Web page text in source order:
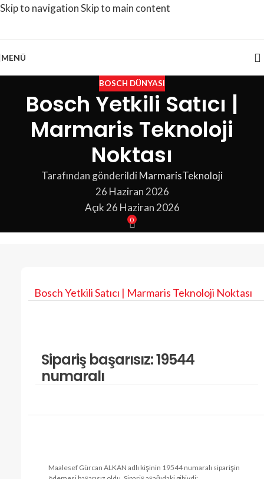
Skip to navigationSkip to main content
MENÜ
BOSCH DÜNYASI
Bosch Yetkili Satıcı |
Marmaris Teknoloji
Noktası
Tarafından gönderildiMarmarisTeknoloji
26 Haziran 2026
Açık 26 Haziran 2026
0
Bosch Yetkili Satıcı | Marmaris Teknoloji Noktası
Sipariş başarısız: 19544
numaralı
Maalesef Gürcan ALKAN adlı kişinin 19544 numaralı siparişin